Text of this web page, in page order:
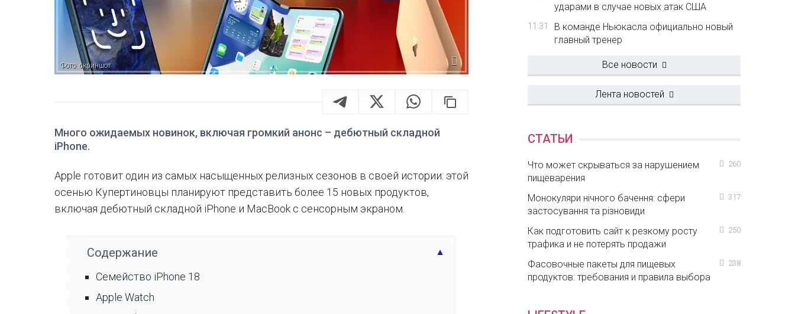
Фото: скриншот
Много ожидаемых новинок, включая громкий анонс – дебютный складной
iPhone.
Apple готовит один из самых насыщенных релизных сезонов в своей истории: этой
осенью Купертиновцы планируют представить более 15 новых продуктов,
включая дебютный складной iPhone и MacBook с сенсорным экраном.
Содержание
Семейство iPhone 18
Apple Watch
ударами в случае новых атак США
11:31
В команде Ньюкасла официально новый
главный тренер
Все новости
Лента новостей
СТАТЬИ
Что может скрываться за нарушением
пищеварения
260
Монокуляри нічного бачення: сфери
застосування та різновиди
317
Как подготовить сайт к резкому росту
трафика и не потерять продажи
250
Фасовочные пакеты для пищевых
продуктов: требования и правила выбора
238